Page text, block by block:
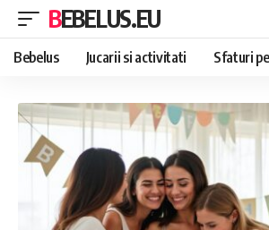
BEBELUS.EU
Bebelus Jucarii si activitati Sfaturi